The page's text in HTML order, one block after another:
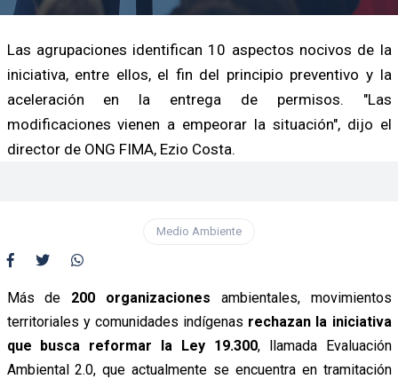
Las agrupaciones identifican 10 aspectos nocivos de la
iniciativa, entre ellos, el fin del principio preventivo y la
aceleración en la entrega de permisos. "Las
modificaciones vienen a empeorar la situación", dijo el
director de ONG FIMA, Ezio Costa.
Medio Ambiente
Más de 200 organizaciones ambientales, movimientos
territoriales y comunidades indígenas rechazan la iniciativa
que busca reformar la Ley 19.300, llamada Evaluación
Ambiental 2.0, que actualmente se encuentra en tramitación